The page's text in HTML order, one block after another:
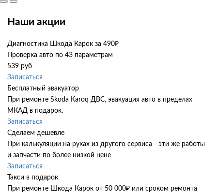
Наши акции
Диагностика Шкода Карок за 490₽
Проверка авто по 43 параметрам
539 руб
Записаться
Бесплатный эвакуатор
При ремонте Skoda Karoq ДВС, эвакуация авто в пределах
МКАД в подарок.
Записаться
Сделаем дешевле
При калькуляции на руках из другого сервиса - эти же работы
и запчасти по более низкой цене
Записаться
Такси в подарок
При ремонте Шкода Карок от 50 000₽ или сроком ремонта